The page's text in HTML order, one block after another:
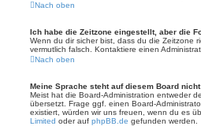
Nach oben
Ich habe die Zeitzone eingestellt, aber die
Wenn du dir sicher bist, dass du die Zeitzone
vermutlich falsch. Kontaktiere einen
Nach oben
Meine Sprache steht auf diesem Board
Meist hat die Board-Administration entweder
übersetzt. Frage ggf. einen Board-
existiert, würden wir uns freuen, wenn du es
Limited oder auf phpBB.de gefunden werden.